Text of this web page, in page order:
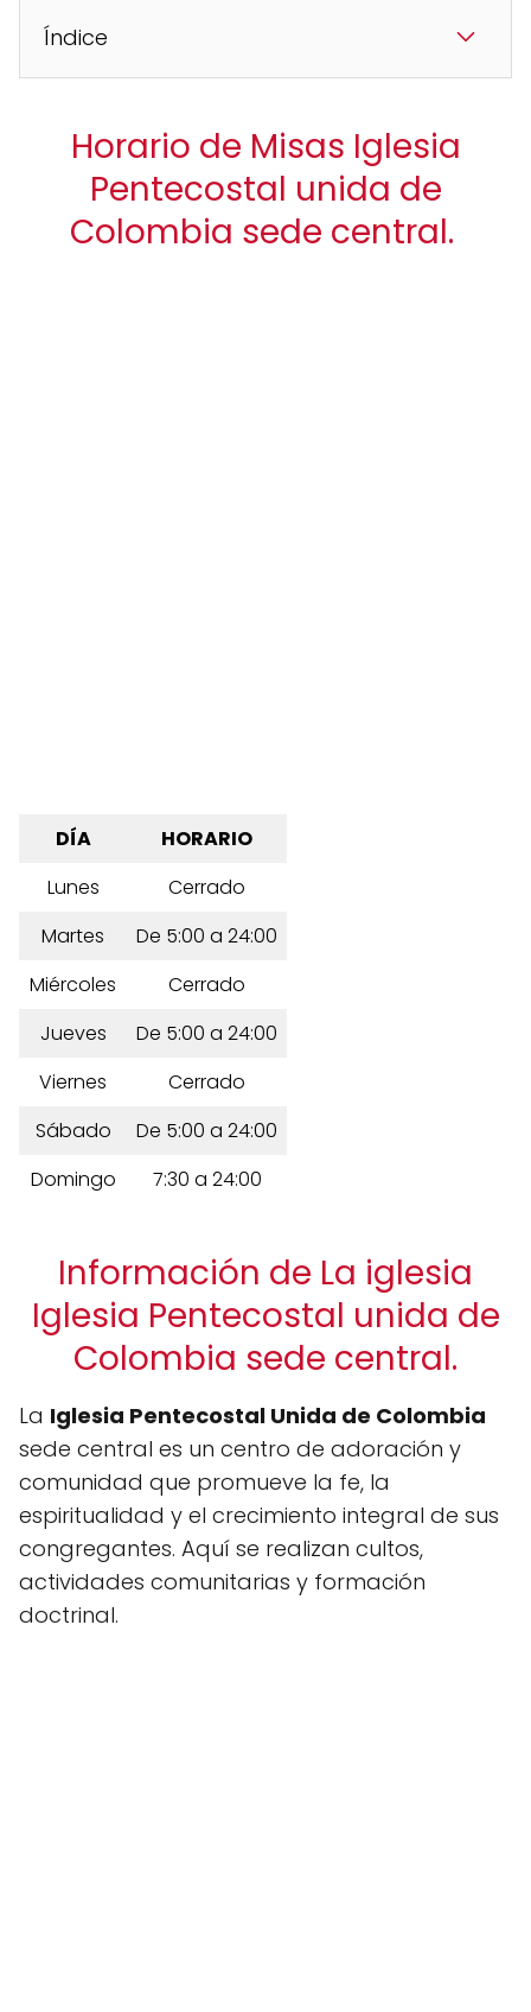
Índice
Horario de Misas Iglesia
Pentecostal unida de
Colombia sede central.
DÍA
HORARIO
Lunes
Cerrado
Martes
De 5:00 a 24:00
Miércoles
Cerrado
Jueves
De 5:00 a 24:00
Viernes
Cerrado
Sábado
De 5:00 a 24:00
Domingo
7:30 a 24:00
Información de La iglesia
Iglesia Pentecostal unida de
Colombia sede central.
La Iglesia Pentecostal Unida de Colombia
sede central es un centro de adoración y
comunidad que promueve la fe, la
espiritualidad y el crecimiento integral de sus
congregantes. Aquí se realizan cultos,
actividades comunitarias y formación
doctrinal.